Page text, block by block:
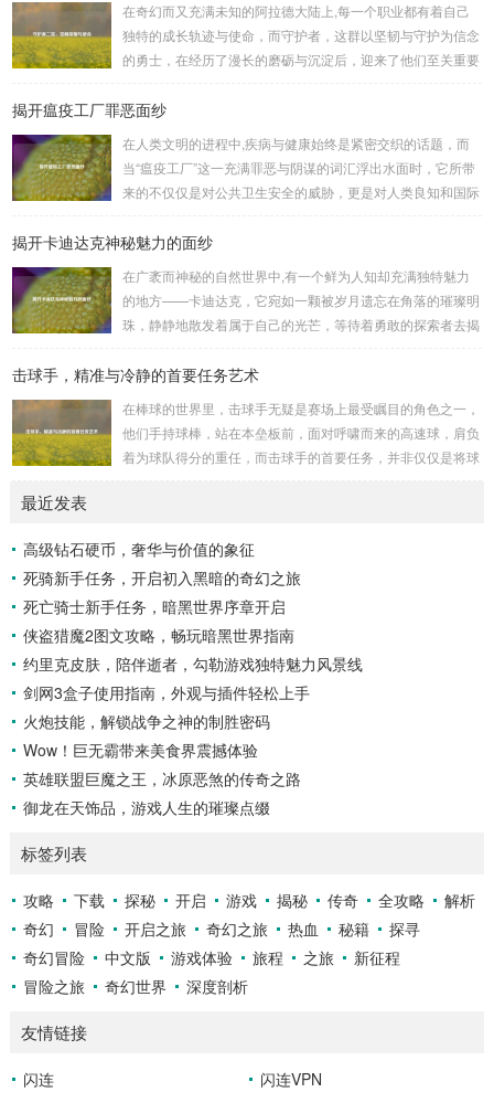
以化身为三国时期的知名将领，如勇猛无双的吕布、足智多谋
的诸葛亮、忠义双全的关羽等，率领自己的军队在战场上冲锋
陷阵、排兵布阵，游戏中的每一场战斗都充满了变...
在奇幻而又充满未知的阿拉德大陆上,每一个职业都有着自己
独特的成长轨迹与使命，而守护者，这群以坚韧与守护为信念
的勇士，在经历了漫长的磨砺与沉淀后，迎来了他们至关重要
大陆的那一刻起，便肩负着守护的重任，他们身躯魁梧，手持
来自各方的邪恶势力，最初，他们凭借着基础的技能和坚定的
意志，在一次次战斗中积累着经验，不断成长，无论是在阴森
恐怖的地下墓穴，还是在战火纷飞的前线战场，守...
揭开瘟疫工厂罪恶面纱
在人类文明的进程中,疾病与健康始终是紧密交织的话题，而
当“瘟疫工厂”这一充满罪恶与阴谋的词汇浮出水面时，它所带
来的不仅仅是对公共卫生安全的威胁，更是对人类良知和国际
是一些别有用心的势力为了实现其不可告人的目的，秘密设立
科学研究的外衣，实则干着违背人道、危害全球的勾当。 从
历史上看,生物武器的使用曾经给人类带来过惨痛的教训，在
战争时期，某些国家就曾利用细菌、病毒...
揭开卡迪达克神秘魅力的面纱
在广袤而神秘的自然世界中,有一个鲜为人知却充满独特魅力
的地方——卡迪达克，它宛如一颗被岁月遗忘在角落的璀璨明
珠，静静地散发着属于自己的光芒，等待着勇敢的探索者去揭
复杂多样的地形地貌，高耸入云的山脉连绵起伏，像是大自然
照耀下闪耀着刺眼的银光，仿佛是大自然赐予这片土地的皇
冠，而山脚下，则是一片郁郁葱葱的森林，森林里树木种类繁
多，高大的乔木遮天蔽日，阳光只能透过枝叶的缝隙...
击球手，精准与冷静的首要任务艺术
在棒球的世界里，击球手无疑是赛场上最受瞩目的角色之一，
他们手持球棒，站在本垒板前，面对呼啸而来的高速球，肩负
着为球队得分的重任，而击球手的首要任务，并非仅仅是将球
滑球，击球手需要在极短的时间内，准确判断球的速度、方向
和落点，然后调整自己的击球动作，这不仅要求击球手具备出
色的视力和反应能力,更需要大量的训练来培养对球...
最近发表
高级钻石硬币，奢华与价值的象征
死骑新手任务，开启初入黑暗的奇幻之旅
死亡骑士新手任务，暗黑世界序章开启
侠盗猎魔2图文攻略，畅玩暗黑世界指南
约里克皮肤，陪伴逝者，勾勒游戏独特魅力风景线
剑网3盒子使用指南，外观与插件轻松上手
火炮技能，解锁战争之神的制胜密码
Wow！巨无霸带来美食界震撼体验
英雄联盟巨魔之王，冰原恶煞的传奇之路
御龙在天饰品，游戏人生的璀璨点缀
标签列表
攻略 下载 探秘 开启 游戏 揭秘 传奇 全攻略
解析
奇幻
冒险 开启之旅 奇幻之旅 热血 秘籍
探寻
奇幻冒险
中文版 游戏体验 旅程 之旅
新征程
冒险之旅
奇幻世界 深度剖析
友情链接
闪连 闪连VPN